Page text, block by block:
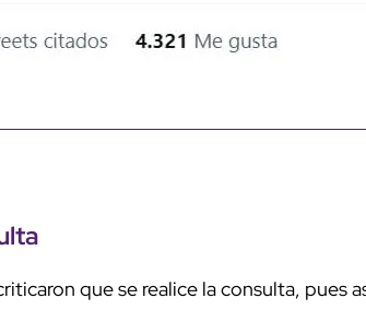
que se realice la consulta, pues